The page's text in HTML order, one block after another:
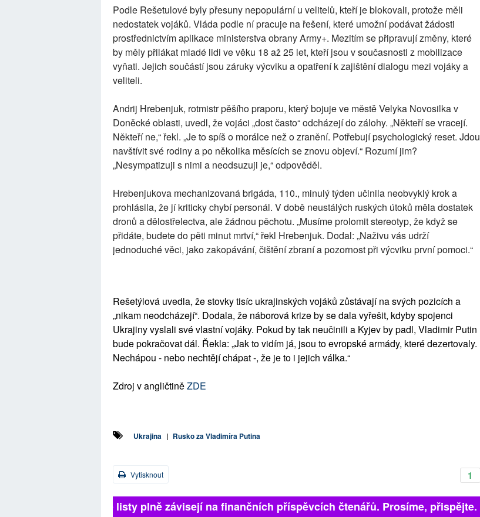
Podle Rešetulové byly přesuny nepopulární u velitelů, kteří je blokovali, protože měli
nedostatek vojáků. Vláda podle ní pracuje na řešení, které umožní podávat žádosti
prostřednictvím aplikace ministerstva obrany Army+. Mezitím se připravují změny, které
by měly přilákat mladé lidi ve věku 18 až 25 let, kteří jsou v současnosti z mobilizace
vyňati. Jejich součástí jsou záruky výcviku a opatření k zajištění dialogu mezi vojáky a
veliteli.
Andrij Hrebenjuk, rotmistr pěšího praporu, který bojuje ve městě Velyka Novosilka v
Doněcké oblasti, uvedl, že vojáci „dost často“ odcházejí do zálohy. „Někteří se vracejí.
Někteří ne,“ řekl. „Je to spíš o morálce než o zranění. Potřebují psychologický reset. Jdou
navštívit své rodiny a po několika měsících se znovu objeví.“ Rozumí jim?
„Nesympatizuji s nimi a neodsuzuji je,“ odpověděl.
Hrebenjukova mechanizovaná brigáda, 110., minulý týden učinila neobvyklý krok a
prohlásila, že jí kriticky chybí personál. V době neustálých ruských útoků měla dostatek
dronů a dělostřelectva, ale žádnou pěchotu. „Musíme prolomit stereotyp, že když se
přidáte, budete do pěti minut mrtví,“ řekl Hrebenjuk. Dodal: „Naživu vás udrží
jednoduché věci, jako zakopávání, čištění zbraní a pozornost při výcviku první pomoci.“
Rešetýlová uvedla, že stovky tisíc ukrajinských vojáků zůstávají na svých pozicích a
„nikam neodcházejí“. Dodala, že náborová krize by se dala vyřešit, kdyby spojenci
Ukrajiny vyslali své vlastní vojáky. Pokud by tak neučinili a Kyjev by padl, Vladimir Putin
bude pokračovat dál. Řekla: „Jak to vidím já, jsou to evropské armády, které dezertovaly.
Nechápou - nebo nechtějí chápat -, že je to i jejich válka.“
Zdroj v angličtiněZDE
Ukrajina | Rusko za Vladimíra Putina
1
Vytisknout
Britské listy plně závisejí na finančních příspěvcích čtenářů. Prosíme, přispějte. ➥